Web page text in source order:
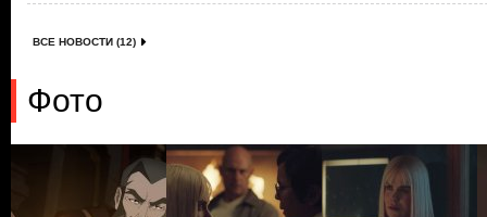
ВСЕ НОВОСТИ (12)
Фото